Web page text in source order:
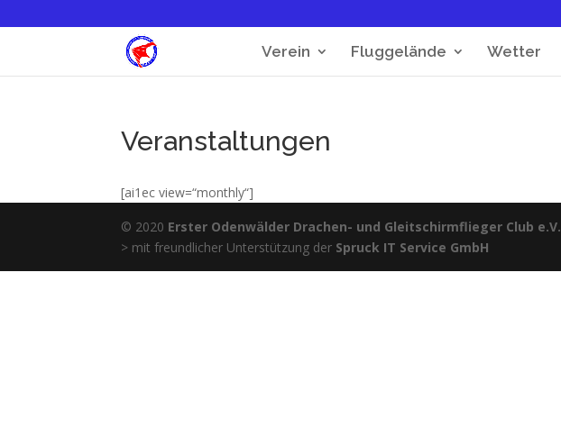
Verein Fluggelände Wetter
Veranstaltungen
[ai1ec view=“monthly“]
© 2020 Erster Odenwälder Drachen- und Gleitschirmflieger Club e.V.
> mit freundlicher Unterstützung der Spruck IT Service GmbH